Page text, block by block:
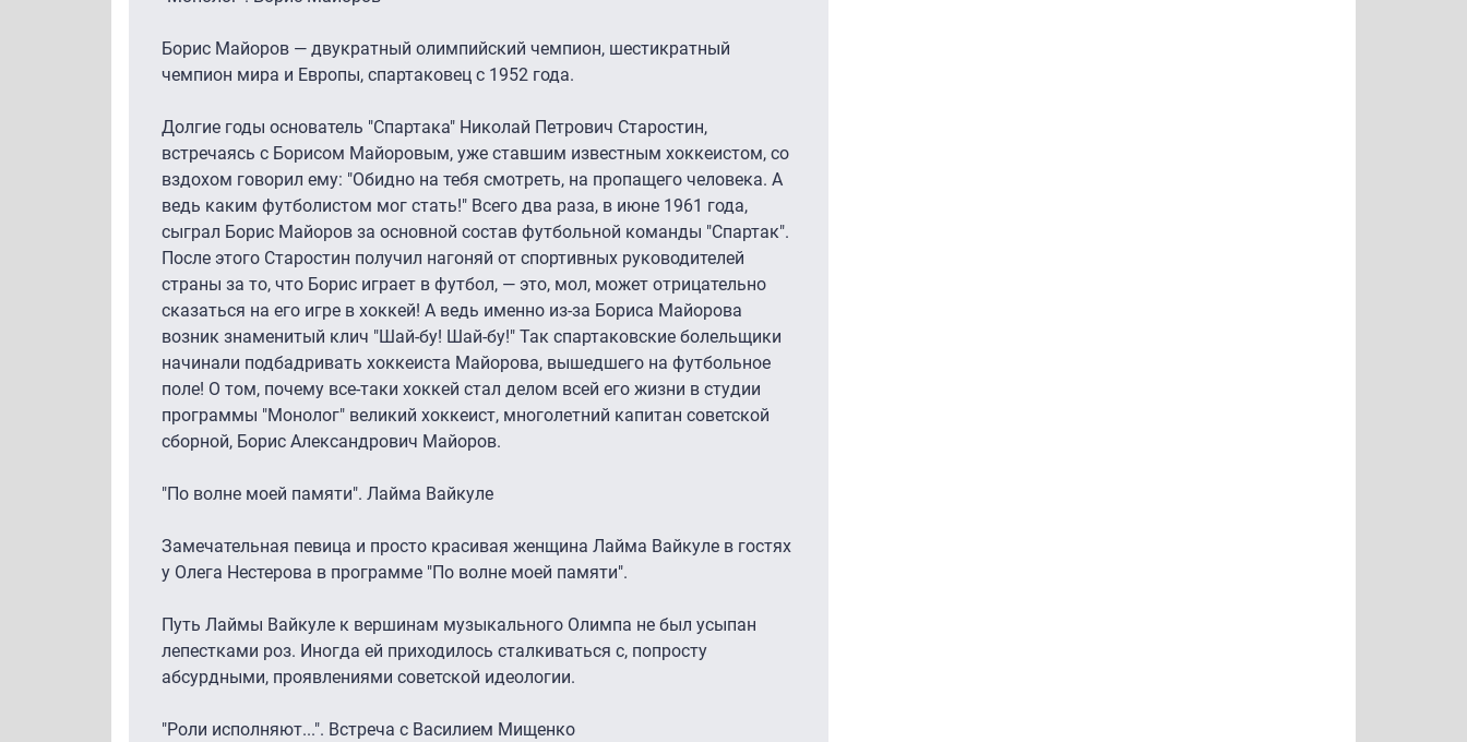
Борис Майоров — двукратный олимпийский чемпион, шестикратный
чемпион мира и Европы, спартаковец с 1952 года.
Долгие годы основатель "Спартака" Николай Петрович Старостин,
встречаясь с Борисом Майоровым, уже ставшим известным хоккеистом, со
вздохом говорил ему: "Обидно на тебя смотреть, на пропащего человека. А
ведь каким футболистом мог стать!" Всего два раза, в июне 1961 года,
сыграл Борис Майоров за основной состав футбольной команды "Спартак".
После этого Старостин получил нагоняй от спортивных руководителей
страны за то, что Борис играет в футбол, — это, мол, может отрицательно
сказаться на его игре в хоккей! А ведь именно из-за Бориса Майорова
возник знаменитый клич "Шай-бу! Шай-бу!" Так спартаковские болельщики
начинали подбадривать хоккеиста Майорова, вышедшего на футбольное
поле! О том, почему все-таки хоккей стал делом всей его жизни в студии
программы "Монолог" великий хоккеист, многолетний капитан советской
сборной, Борис Александрович Майоров.
"По волне моей памяти". Лайма Вайкуле
Замечательная певица и просто красивая женщина Лайма Вайкуле в гостях
у Олега Нестерова в программе "По волне моей памяти".
Путь Лаймы Вайкуле к вершинам музыкального Олимпа не был усыпан
лепестками роз. Иногда ей приходилось сталкиваться с, попросту
абсурдными, проявлениями советской идеологии.
"Роли исполняют...". Встреча с Василием Мищенко